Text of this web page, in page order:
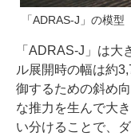
「ADRAS-J」の模型
「ADRAS-J」は大
ル展開時の幅は約
御するための斜め
な推力を生んで大
い分けることで、